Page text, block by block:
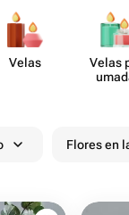
Velas
Velas
Flores en